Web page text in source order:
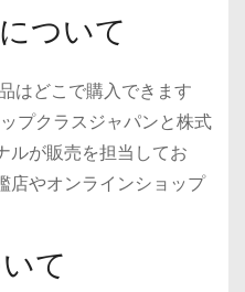
ついて
はどこで購入できます
プクラスジャパンと株式
ルが販売を担当してお
店やオンラインショップ
て